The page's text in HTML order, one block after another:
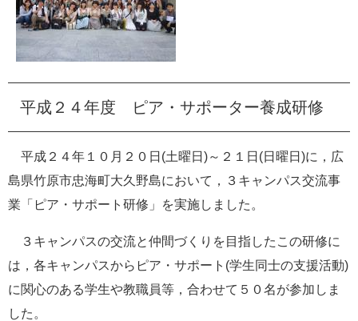
平成２４年度 ピア・サポーター養成研修
平成２４年１０月２０日(土曜日)～２１日(日曜日)に，広
島県竹原市忠海町大久野島において，３キャンパス交流事
業「ピア・サポート研修」を実施しました。
３キャンパスの交流と仲間づくりを目指したこの研修に
は，各キャンパスからピア・サポート(学生同士の支援活動)
に関心のある学生や教職員等，合わせて５０名が参加しま
した。